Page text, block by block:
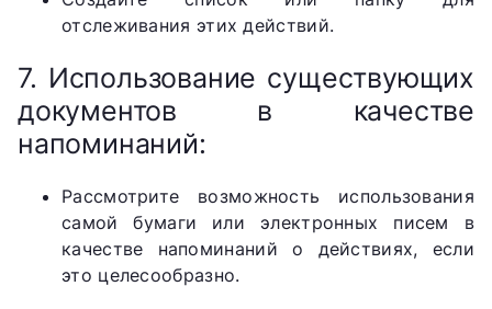
отслеживания этих действий.
7. Использование существующих
документов в качестве
напоминаний:
Рассмотрите возможность использования
самой бумаги или электронных писем в
качестве напоминаний о действиях, если
это целесообразно.